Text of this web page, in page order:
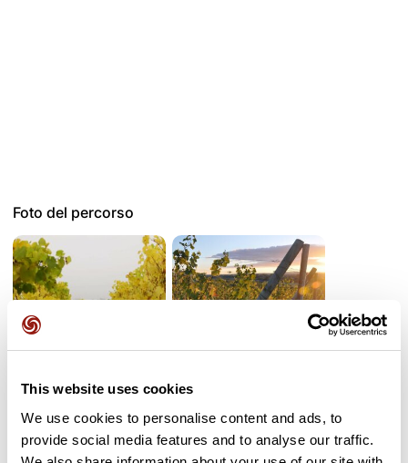
This website uses cookies
We use cookies to personalise content and ads, to
provide social media features and to analyse our traffic.
Foto del percorso
Recensioni degli utenti